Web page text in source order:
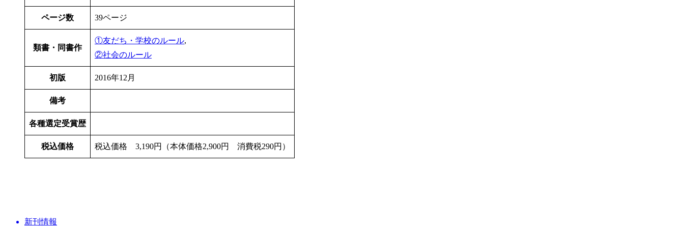
ページ数 39ページ
類書・同書作
①友だち・学校のルール,
②社会のルール
初版 2016年12月
備考
各種選定受賞歴
税込価格 税込価格 3,190円（本体価格2,900円 消費税290円）
新刊情報